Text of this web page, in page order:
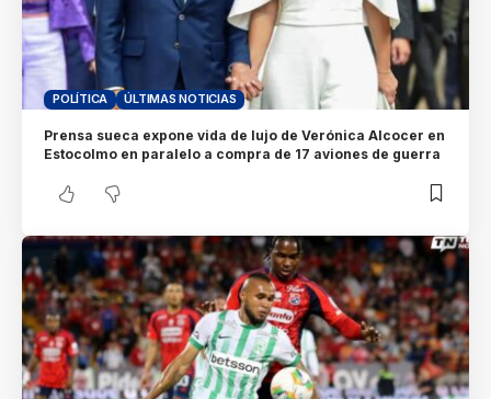
POLÍTICA ÚLTIMAS NOTICIAS
Prensa sueca expone vida de lujo de Verónica Alcocer en
Estocolmo en paralelo a compra de 17 aviones de guerra